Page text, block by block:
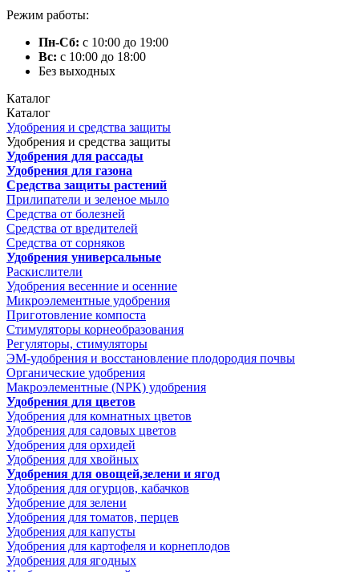
Режим работы:
Пн-Сб: с 10:00 до 19:00
Вс: с 10:00 до 18:00
Без выходных
Каталог
Каталог
Удобрения и средства защиты
Удобрения и средства защиты
Удобрения для рассады
Удобрения для газона
Средства защиты растений
Прилипатели и зеленое мыло
Средства от болезней
Средства от вредителей
Средства от сорняков
Удобрения универсальные
Раскислители
Удобрения весенние и осенние
Микроэлементные удобрения
Приготовление компоста
Стимуляторы корнеобразования
Регуляторы, стимуляторы
ЭМ-удобрения и восстановление плодородия почвы
Органические удобрения
Макроэлементные (NPK) удобрения
Удобрения для цветов
Удобрения для комнатных цветов
Удобрения для садовых цветов
Удобрения для орхидей
Удобрения для хвойных
Удобрения для овощей,зелени и ягод
Удобрения для огурцов, кабачков
Удобрение для зелени
Удобрения для томатов, перцев
Удобрения для капусты
Удобрения для картофеля и корнеплодов
Удобрения для ягодных